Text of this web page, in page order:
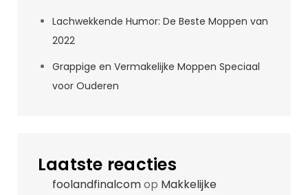
Lachwekkende Humor: De Beste Moppen van
2022
Grappige en Vermakelijke Moppen Speciaal
voor Ouderen
Laatste reacties
foolandfinalcomop Makkelijke